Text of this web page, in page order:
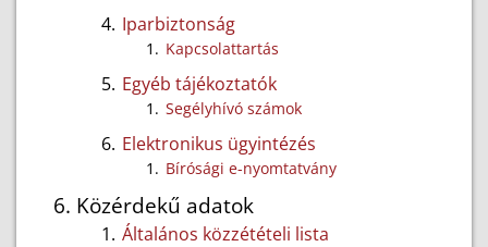
Iparbiztonság
Kapcsolattartás
Egyéb tájékoztatók
Segélyhívó számok
Elektronikus ügyintézés
Bírósági e-nyomtatvány
Közérdekű adatok
Általános közzétételi lista